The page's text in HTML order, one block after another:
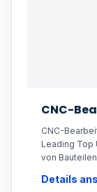
CNC-
CNC-
Leading Top
von
Details